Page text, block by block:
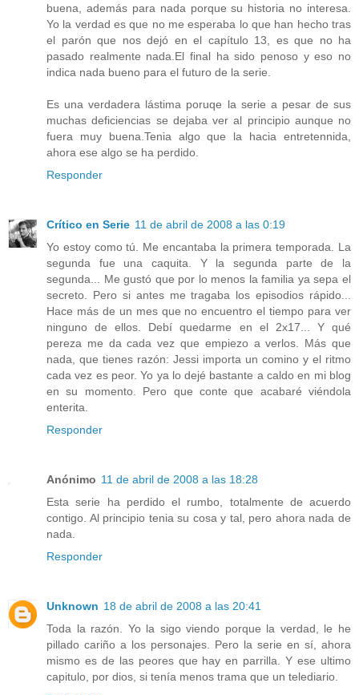
buena, además para nada porque su historia no interesa.
Yo la verdad es que no me esperaba lo que han hecho tras
el parón que nos dejó en el capítulo 13, es que no ha
pasado realmente nada.El final ha sido penoso y eso no
indica nada bueno para el futuro de la serie.
Es una verdadera lástima poruqe la serie a pesar de sus
muchas deficiencias se dejaba ver al principio aunque no
fuera muy buena.Tenia algo que la hacia entretennida,
ahora ese algo se ha perdido.
Responder
Crítico en Serie 11 de abril de 2008 a las 0:19
Yo estoy como tú. Me encantaba la primera temporada. La
segunda fue una caquita. Y la segunda parte de la
segunda... Me gustó que por lo menos la familia ya sepa el
secreto. Pero si antes me tragaba los episodios rápido...
Hace más de un mes que no encuentro el tiempo para ver
ninguno de ellos. Debí quedarme en el 2x17... Y qué
pereza me da cada vez que empiezo a verlos. Más que
nada, que tienes razón: Jessi importa un comino y el ritmo
cada vez es peor. Yo ya lo dejé bastante a caldo en mi blog
en su momento. Pero que conte que acabaré viéndola
enterita.
Responder
Anónimo 11 de abril de 2008 a las 18:28
Esta serie ha perdido el rumbo, totalmente de acuerdo
contigo. Al principio tenia su cosa y tal, pero ahora nada de
nada.
Responder
Unknown 18 de abril de 2008 a las 20:41
Toda la razón. Yo la sigo viendo porque la verdad, le he
pillado cariño a los personajes. Pero la serie en sí, ahora
mismo es de las peores que hay en parrilla. Y ese ultimo
capitulo, por dios, si tenía menos trama que un telediario.